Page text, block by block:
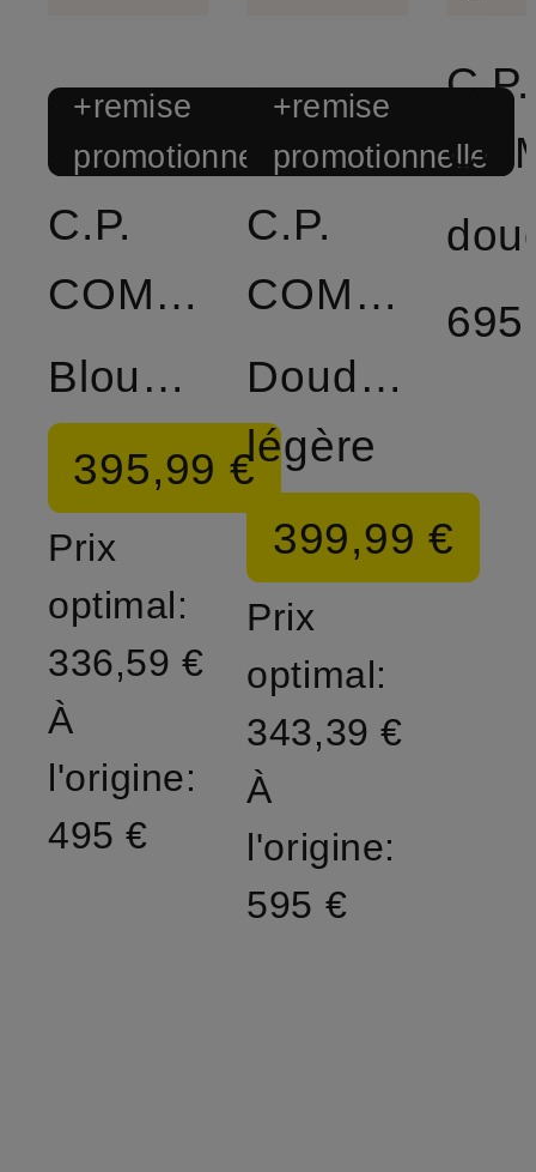
+remise
promotionnelle
C.P.
COMPANY
Blouson
395,99 €
Prix
optimal:
336,59 €
À
l'origine:
495 €
+remise
promotionnelle
C.P.
COMPANY
Doudoune
légère
399,99 €
Prix
optimal:
343,39 €
À
l'origine:
595 €
C.P.
695